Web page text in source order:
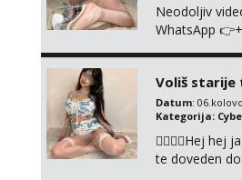
Neodoljiv
WhatsApp
Voliš starije
Datum:
Kategorija:
❤️‍🔥❤️‍🔥Hej hej
te doveden